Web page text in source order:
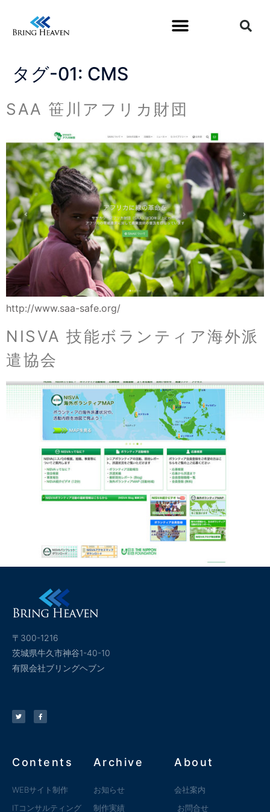
タグ-01: CMS
SAA 笹川アフリカ財団
http://www.saa-safe.org/
NISVA 技能ボランティア海外派
遣協会
〒300-1216
茨城県牛久市神谷1-40-10
有限会社ブリングヘブン
Contents
WEBサイト制作
ITコンサルティング
Archive
お知らせ
制作実績
About
会社案内
お問合せ